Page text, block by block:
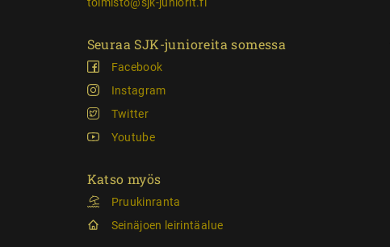
Seuraa SJK-junioreita somessa
Facebook
Instagram
Twitter
Youtube
Katso myös
Pruukinranta
Seinäjoen leirintäalue